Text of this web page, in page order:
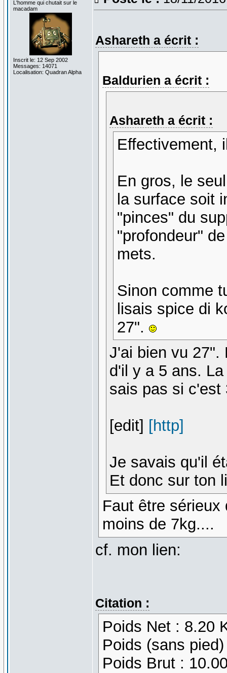
L'homme qui chutait sur le
macadam
Inscrit le: 12 Sep 2002
Messages: 14071
Localisation: Quadran Alpha
Ashareth a écrit :
Baldurien a écrit :
Ashareth a écrit :
Effectivement,
En gros, le
la surface soit
"pinces" du
"profondeur"
mets.
Sinon comme
lisais spice di
27".
J'ai bien vu 27".
d'il y a 5 ans.
sais pas si c'est
[edit] [http]
Je savais qu'il
Et donc sur ton
Faut être sérieux
moins de 7kg....
cf. mon lien:
Citation :
Poids Net : 8.20
Poids (sans
Poids Brut :